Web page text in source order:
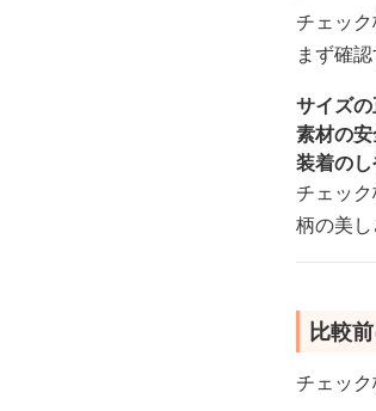
チェック
まず確
サイズ
素材の
装着の
チェッ
柄の美
比較
チェッ